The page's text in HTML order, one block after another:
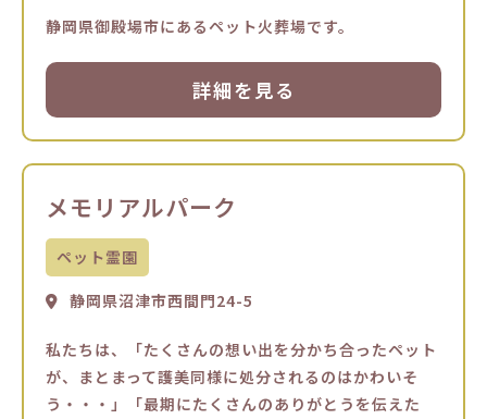
静岡県御殿場市にあるペット火葬場です。
詳細を見る
メモリアルパーク
ペット霊園
静岡県沼津市西間門24-5
私たちは、「たくさんの想い出を分かち合ったペット
が、まとまって護美同様に処分されるのはかわいそ
う・・・」「最期にたくさんのありがとうを伝えた